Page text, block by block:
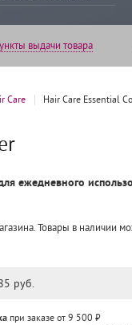
выдачи товара
Care Hair Care Essential
ежедневного
Товары в наличии
руб.
при заказе от 9 500 ₽